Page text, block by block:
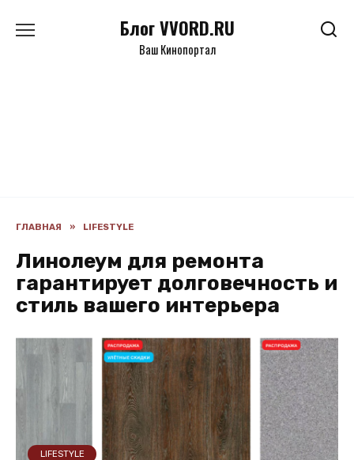
Блог VVORD.RU
Ваш Кинопортал
ГЛАВНАЯ » LIFESTYLE
Линолеум для ремонта
гарантирует долговечность и
стиль вашего интерьера
LIFESTYLE